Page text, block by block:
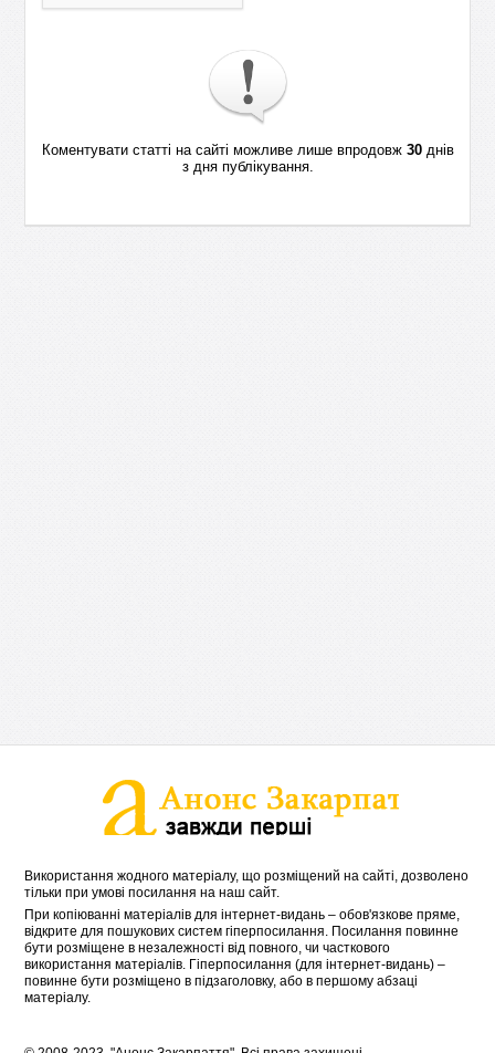
Коментувати статті на сайті можливе лише впродовж 30днів
з дня публікування.
Використання жодного матеріалу, що розміщений на сайті, дозволено
тільки при умові посилання на наш сайт.
При копіюванні матеріалів для інтернет-видань – обов'язкове пряме,
відкрите для пошукових систем гіперпосилання. Посилання повинне
бути розміщене в незалежності від повного, чи часткового
використання матеріалів. Гіперпосилання (для інтернет-видань) –
повинне бути розміщено в підзаголовку, або в першому абзаці
матеріалу.